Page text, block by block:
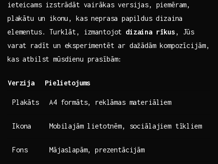
ieteicams ⁣izstrādāt vairākas versijas,‍ piemēram,
⁤plakātu un ikonu, kas neprasa ⁤papildus dizaina
elementus. Turklāt, izmantojot​ dizaina rīkus , Jūs
varat radīt un eksperimentēt ⁣ar dažādām kompozīcijām,
kas atbilst mūsdienu prasībām:
Verzija Pielietojums
Plakāts A4 formāts, reklāmas materiāliem
Ikona Mobilajām lietotnēm, sociālajiem tīkliem
Fons Mājaslapām, prezentācijām